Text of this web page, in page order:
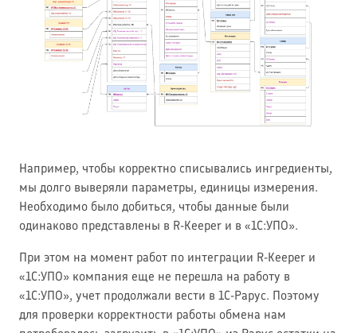
Например, чтобы корректно списывались ингредиенты,
мы долго выверяли параметры, единицы измерения.
Необходимо было добиться, чтобы данные были
одинаково представлены в R-Keeper и в «1С:УПО».
При этом на момент работ по интеграции R-Keeper и
«1С:УПО» компания еще не перешла на работу в
«1С:УПО», учет продолжали вести в 1С-Рарус. Поэтому
для проверки корректности работы обмена нам